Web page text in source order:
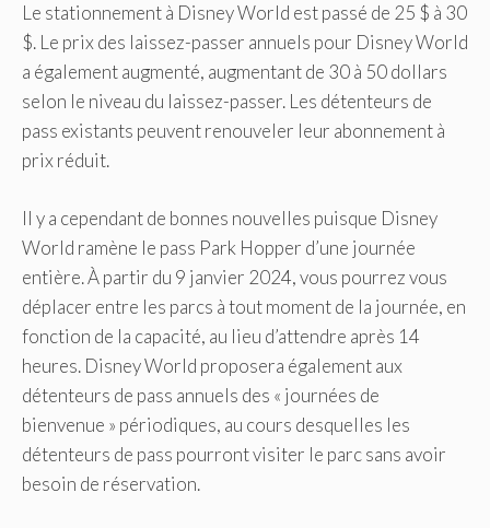
Le stationnement à Disney World est passé de 25 $ à 30
$. Le prix des laissez-passer annuels pour Disney World
a également augmenté, augmentant de 30 à 50 dollars
selon le niveau du laissez-passer. Les détenteurs de
pass existants peuvent renouveler leur abonnement à
prix réduit.
Il y a cependant de bonnes nouvelles puisque Disney
World ramène le pass Park Hopper d’une journée
entière. À partir du 9 janvier 2024, vous pourrez vous
déplacer entre les parcs à tout moment de la journée, en
fonction de la capacité, au lieu d’attendre après 14
heures. Disney World proposera également aux
détenteurs de pass annuels des « journées de
bienvenue » périodiques, au cours desquelles les
détenteurs de pass pourront visiter le parc sans avoir
besoin de réservation.